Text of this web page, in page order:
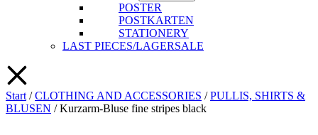
POSTER
POSTKARTEN
STATIONERY
LAST PIECES/LAGERSALE
Start /CLOTHING AND ACCESSORIES /PULLIS, SHIRTS &
BLUSEN / Kurzarm-Bluse fine stripes black